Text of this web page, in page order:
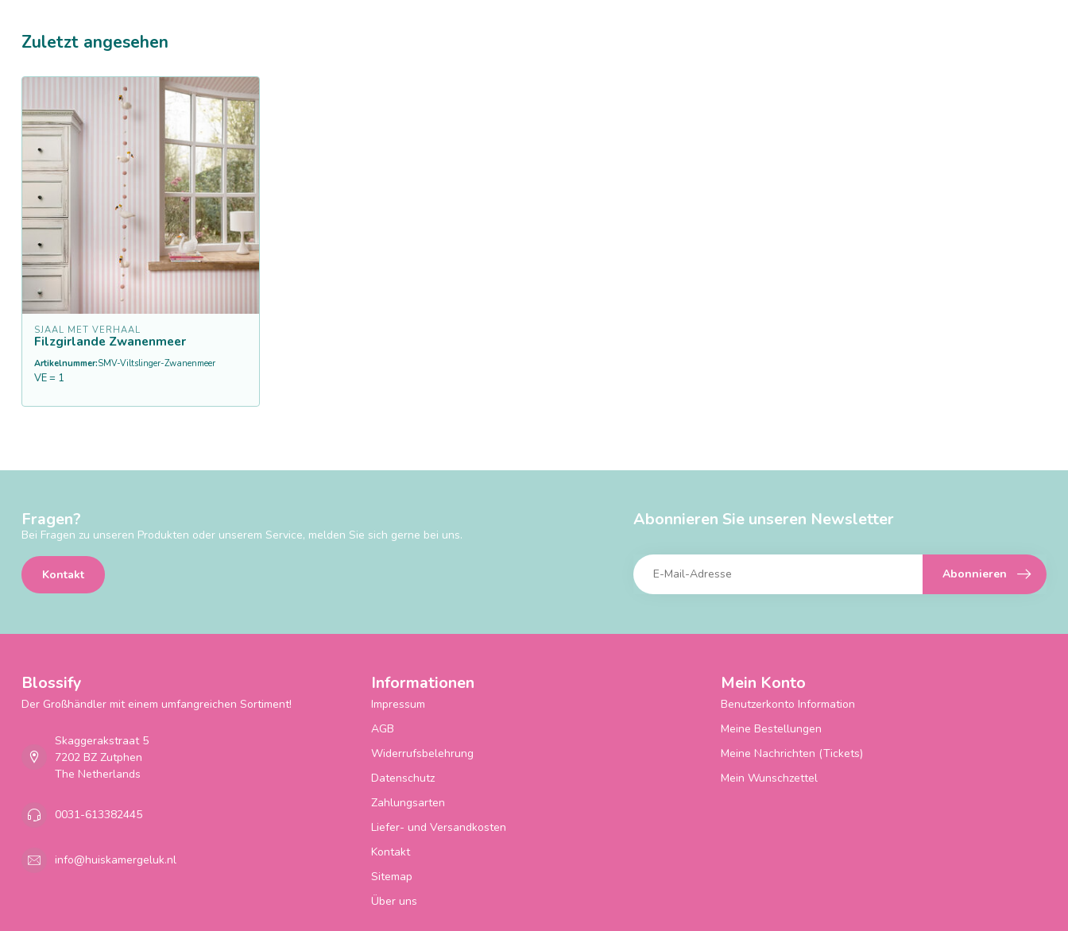
Zuletzt angesehen
SJAAL MET VERHAAL
Filzgirlande Zwanenmeer
Artikelnummer:SMV-Viltslinger-Zwanenmeer
VE = 1
Fragen?
Bei Fragen zu unseren Produkten oder unserem Service, melden Sie sich gerne bei uns.
Kontakt
Abonnieren Sie unseren Newsletter
Abonnieren
Blossify
Der Großhändler mit einem umfangreichen Sortiment!
Skaggerakstraat 5
7202 BZ Zutphen
The Netherlands
0031-613382445
info@huiskamergeluk.nl
Informationen
Impressum
AGB
Widerrufsbelehrung
Datenschutz
Zahlungsarten
Liefer- und Versandkosten
Kontakt
Sitemap
Über uns
Mein Konto
Benutzerkonto Information
Meine Bestellungen
Meine Nachrichten (Tickets)
Mein Wunschzettel